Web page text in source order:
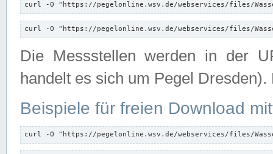
curl -O "https://pegelonline.wsv.de/webservices/files/
curl -O "https://pegelonline.wsv.de/webservices/files/
Die Messstellen werden in der
handelt es sich um Pegel
Beispiele für freien Download
curl -O "https://pegelonline.wsv.de/webservices/files/